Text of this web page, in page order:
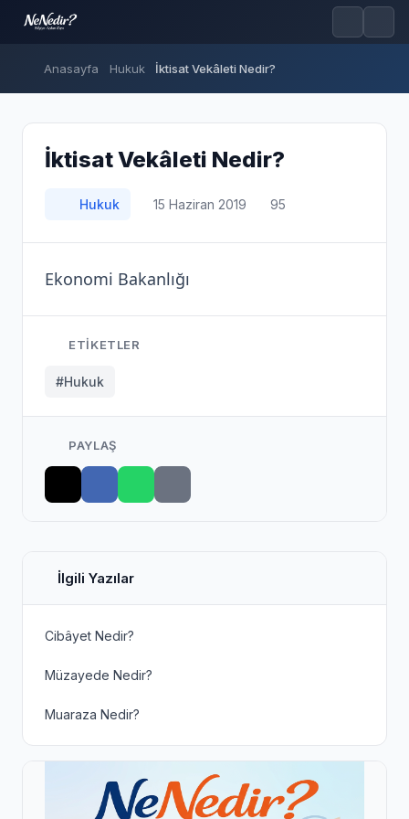
Anasayfa Hukuk İktisat Vekâleti Nedir?
İktisat Vekâleti Nedir?
Hukuk 15 Haziran 2019 95
Ekonomi Bakanlığı
ETIKETLER
#Hukuk
PAYLAŞ
İlgili Yazılar
Cibâyet Nedir?
Müzayede Nedir?
Muaraza Nedir?